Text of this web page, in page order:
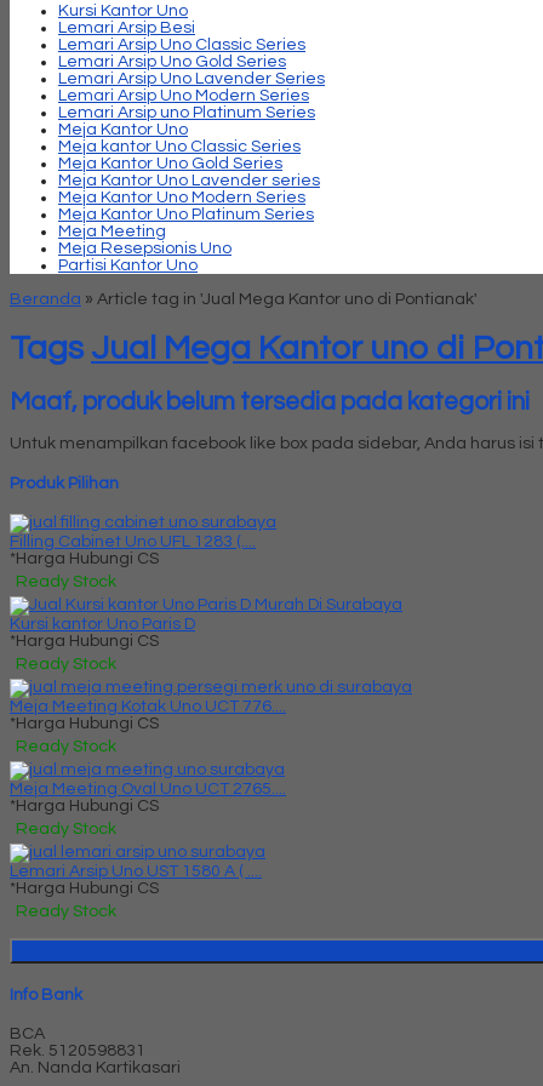
Kursi Kantor Uno
Lemari Arsip Besi
Lemari Arsip Uno Classic Series
Lemari Arsip Uno Gold Series
Lemari Arsip Uno Lavender Series
Lemari Arsip Uno Modern Series
Lemari Arsip uno Platinum Series
Meja Kantor Uno
Meja kantor Uno Classic Series
Meja Kantor Uno Gold Series
Meja Kantor Uno Lavender series
Meja Kantor Uno Modern Series
Meja Kantor Uno Platinum Series
Meja Meeting
Meja Resepsionis Uno
Partisi Kantor Uno
Beranda » Article tag in 'Jual Mega Kantor uno di Pontianak'
Tags Jual Mega Kantor uno di
Maaf, produk belum tersedia pada kategori ini
Untuk menampilkan facebook like box pada sidebar, Anda harus
Produk Pilihan
Filling Cabinet Uno UFL 1283 (....
*Harga Hubungi CS
Ready Stock
Kursi kantor Uno Paris D
*Harga Hubungi CS
Ready Stock
Meja Meeting Kotak Uno UCT 776....
*Harga Hubungi CS
Ready Stock
Meja Meeting Oval Uno UCT 2765....
*Harga Hubungi CS
Ready Stock
Lemari Arsip Uno UST 1580 A ( ....
*Harga Hubungi CS
Ready Stock
Info Bank
BCA
Rek. 5120598831
An. Nanda Kartikasari